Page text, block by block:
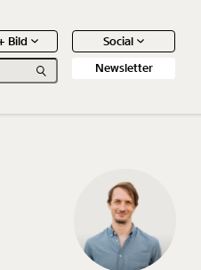
Bild
Social
Newsletter
Artikel